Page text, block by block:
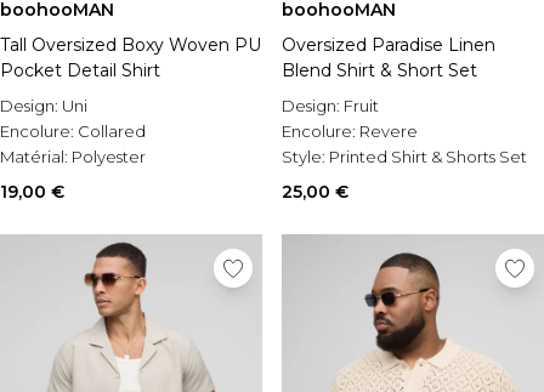
boohooMAN
Tall Oversized Boxy Woven PU
Pocket Detail Shirt
Design: Uni
Encolure: Collared
Matérial: Polyester
19,00 €
boohooMAN
Oversized Paradise Linen
Blend Shirt & Short Set
Design: Fruit
Encolure: Revere
Style: Printed Shirt & Shorts Set
25,00 €